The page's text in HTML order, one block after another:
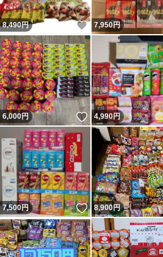
8,490円 いいね！
7,950円
6,000円 いいね！
4,990円
7,500円 いいね！
8,900円